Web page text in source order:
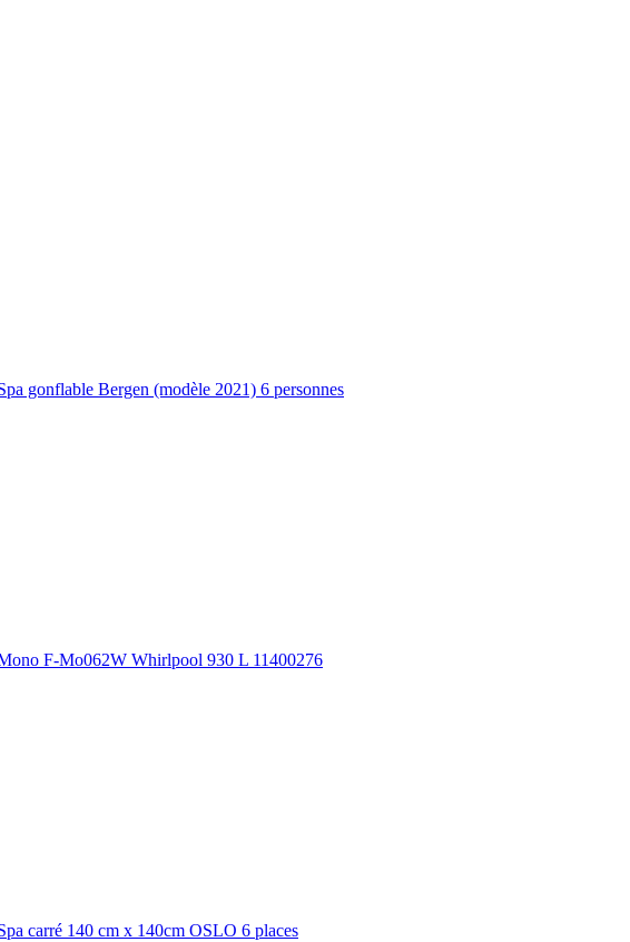
gonflable Bergen (modèle 2021) 6 personnes
F-Mo062W Whirlpool 930 L 11400276
carré 140 cm x 140cm OSLO 6 places